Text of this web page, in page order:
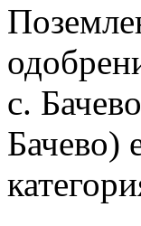
с.
Бачево)